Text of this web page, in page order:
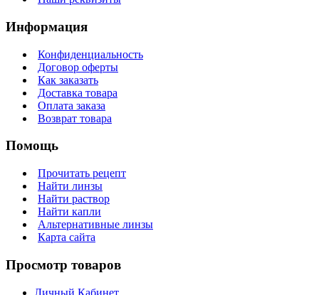
Информация
Конфиденциальность
Договор оферты
Как заказать
Доставка товара
Оплата заказа
Возврат товара
Помощь
Прочитать рецепт
Найти линзы
Найти раствор
Найти капли
Альтернативные линзы
Карта сайта
Просмотр товаров
Личный Кабинет